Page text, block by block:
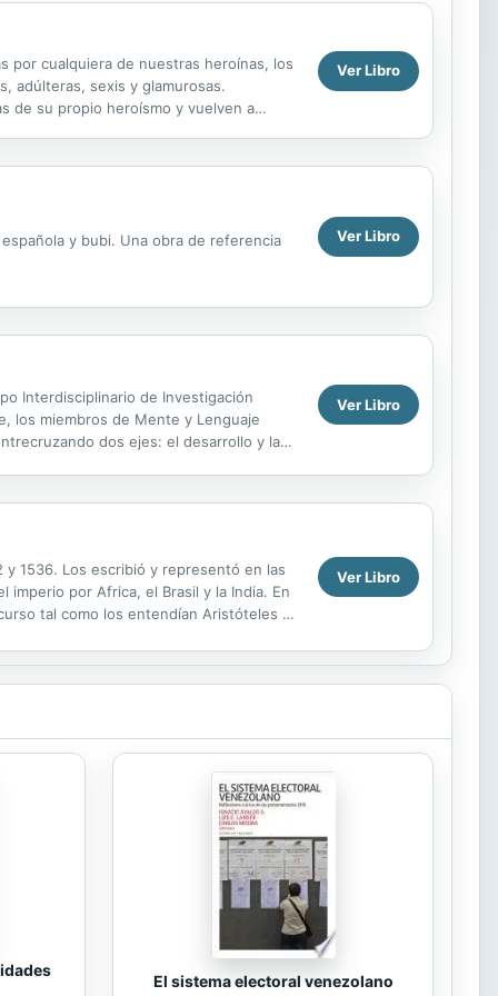
por cualquiera de nuestras heroínas, los
adúlteras, sexis y glamurosas.
de su propio heroísmo y vuelven a
Ver Libro
y bubi. Una obra de referencia Ver Libro
Interdisciplinario de Investigación
los miembros de Mente y Lenguaje
dos ejes: el desarrollo y la
Ver Libro
1536. Los escribió y representó en las
imperio por Africa, el Brasil y la India. En
tal como los entendían Aristóteles y
Ver Libro
El sistema electoral venezolano